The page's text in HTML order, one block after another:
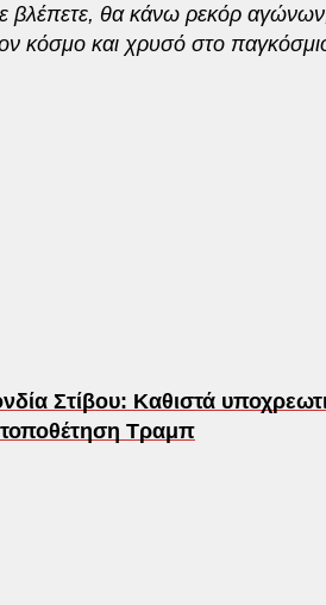
βλέπετε, θα κάνω ρεκόρ
κόσμο και χρυσό στο
Στίβου: Καθιστά
Τραμπ